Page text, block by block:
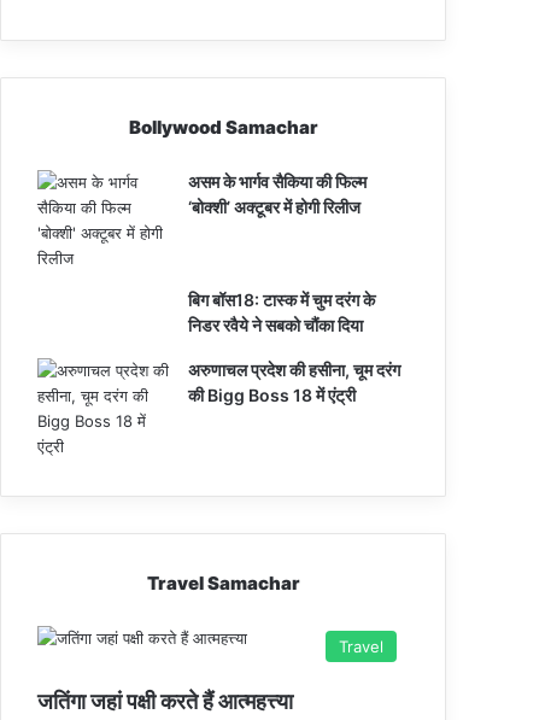
Bollywood Samachar
असम के भार्गव सैकिया की फिल्म
‘बोक्शी’ अक्टूबर में होगी रिलीज
बिग बॉस18: टास्क में चुम दरंग के
निडर रवैये ने सबको चौंका दिया
अरुणाचल प्रदेश की हसीना, चूम दरंग
की Bigg Boss 18 में एंट्री
Travel Samachar
Travel
जतिंगा जहां पक्षी करते हैं आत्महत्त्या